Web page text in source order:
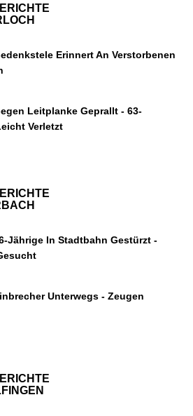
Erinnert An Verstorbenen
Leitplanke Geprallt - 63-
Verletzt
Jährige In Stadtbahn Gestürzt -
Unterwegs - Zeugen